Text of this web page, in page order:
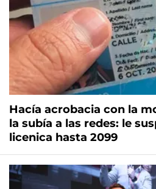
Hacía acrobacia con la
la subía a las redes: le
licenica hasta 2099